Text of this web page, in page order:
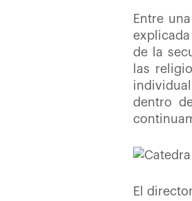
Entre
de la
las
dentro
El